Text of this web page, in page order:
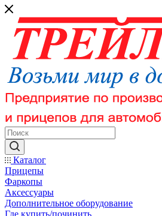
Каталог
Прицепы
Фаркопы
Аксессуары
Дополнительное оборудование
Где купить/починить